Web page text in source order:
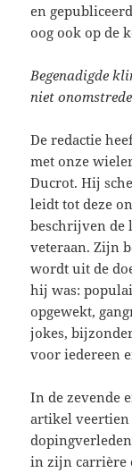
en
oog ook op de
Begenadigde
niet
De redactie
met onze
Ducrot. Hij
leidt tot deze
beschrijven de
veteraan. Zijn
wordt uit de
hij was:
opgewekt,
jokes,
voor iedereen
In de zevende
artikel veertien
in zijn carrière